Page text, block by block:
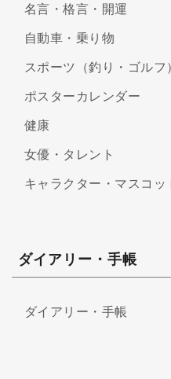
名言・格言・開運
自動車・乗り物
スポーツ（釣り・ゴルフ
ポスターカレンダー
健康
女優・タレント
キャラクター・マスコッ
ダイアリー・手帳
ダイアリー・手帳